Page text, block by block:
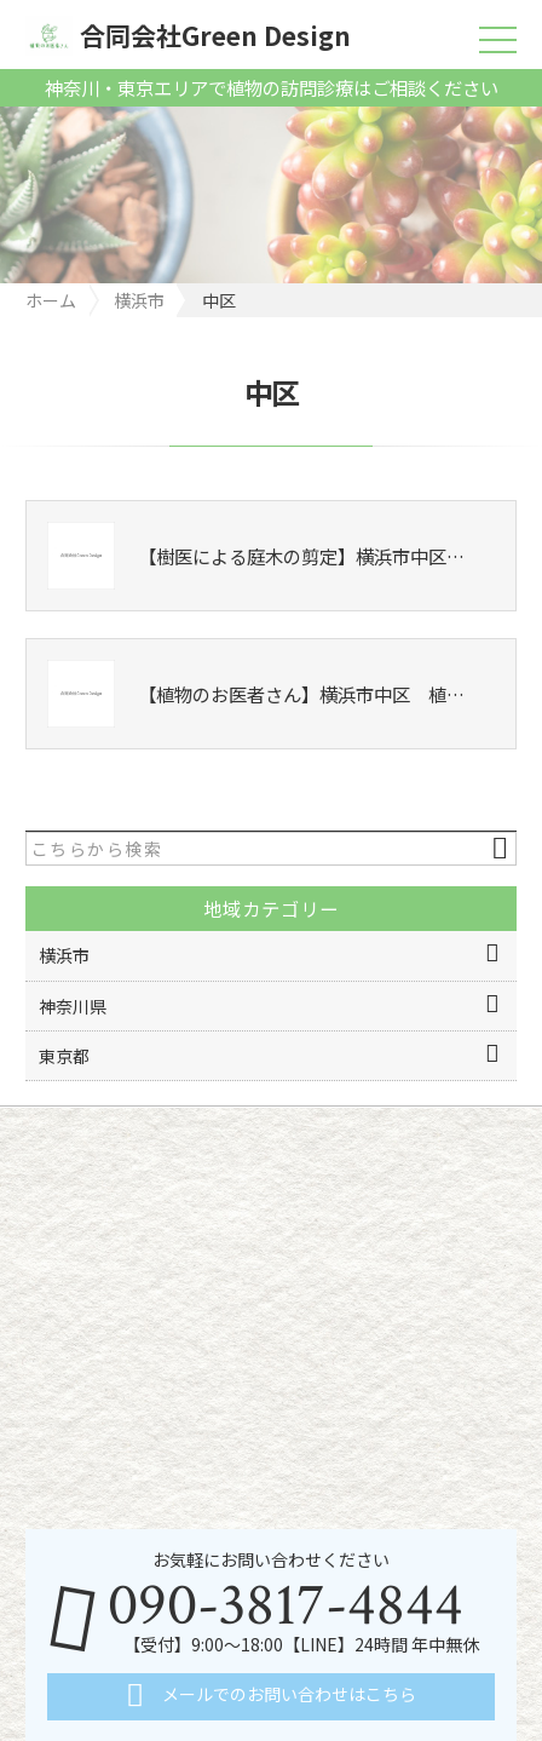
神奈川・東京エリアで植物の訪問診療はご相談ください
合同会社Green Design
ホーム 横浜市 中区
中区
【樹医による庭木の剪定】横浜市中区…
【植物のお医者さん】横浜市中区 植…
地域カテゴリー
横浜市
神奈川県
東京都
お気軽にお問い合わせください
090-3817-4844
【受付】9:00～18:00【LINE】24時間 年中無休
メールでのお問い合わせはこちら